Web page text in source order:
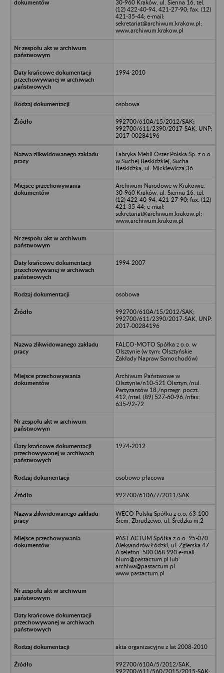
30-960 Kraków, ul. Sienna 16, tel.
(12) 422-40-94, 421-27-90; fax. (12)
421-35-44; e-mail:
sekretariat@archiwum.krakow.pl;
www.archiwum.krakow.pl
1994-2010
osobowa
992700/610A/15/2012/SAK;
992700/611/2390/2017-SAK, UNP:
2017-00284196
Fabryka Mebli Oster Polska Sp. z o.o.
w Suchej Beskidzkiej, Sucha
Beskidzka, ul. Mickiewicza 36
Archiwum Narodowe w Krakowie,
30-960 Kraków, ul. Sienna 16, tel.
(12) 422-40-94, 421-27-90; fax. (12)
421-35-44; e-mail:
sekretariat@archiwum.krakow.pl;
www.archiwum.krakow.pl
1994-2007
osobowa
992700/610A/15/2012/SAK;
992700/611/2390/2017-SAK, UNP:
2017-00284196
FALCO-MOTO Spółka z o.o. w
Olsztynie (w tym: Olsztyńskie
Zakłady Napraw Samochodów)
Archiwum Państwowe w
Olsztynie/n10-521 Olsztyn,/nul.
Partyzantów 18,/nprzegr. poczt.
412,/ntel. (89) 527-60-96,/nfax:
635-92-72
1974-2012
osobowo-płacowa
992700/610A/7/2011/SAK
WECO Polska Spółka z o.o. 63-100
Śrem, Zbrudzewo, ul. Średzka m.2
PAST ACTUM Spółka z o.o. 95-070
Aleksandrów Łódzki, ul. Zgierska 47
A telefon: 500 068 990 e-mail:
biuro@pastactum.pl lub
archiwa@pastactum.pl
www.pastactum.pl
akta organizacyjne z lat 2008-2010
992700/610A/5/2012/SAK,
992700/611/560/2015/2015-SAK;